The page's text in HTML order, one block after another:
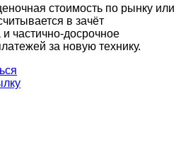
стоимость по рынку или
в зачёт
частично-досрочное
за новую технику.